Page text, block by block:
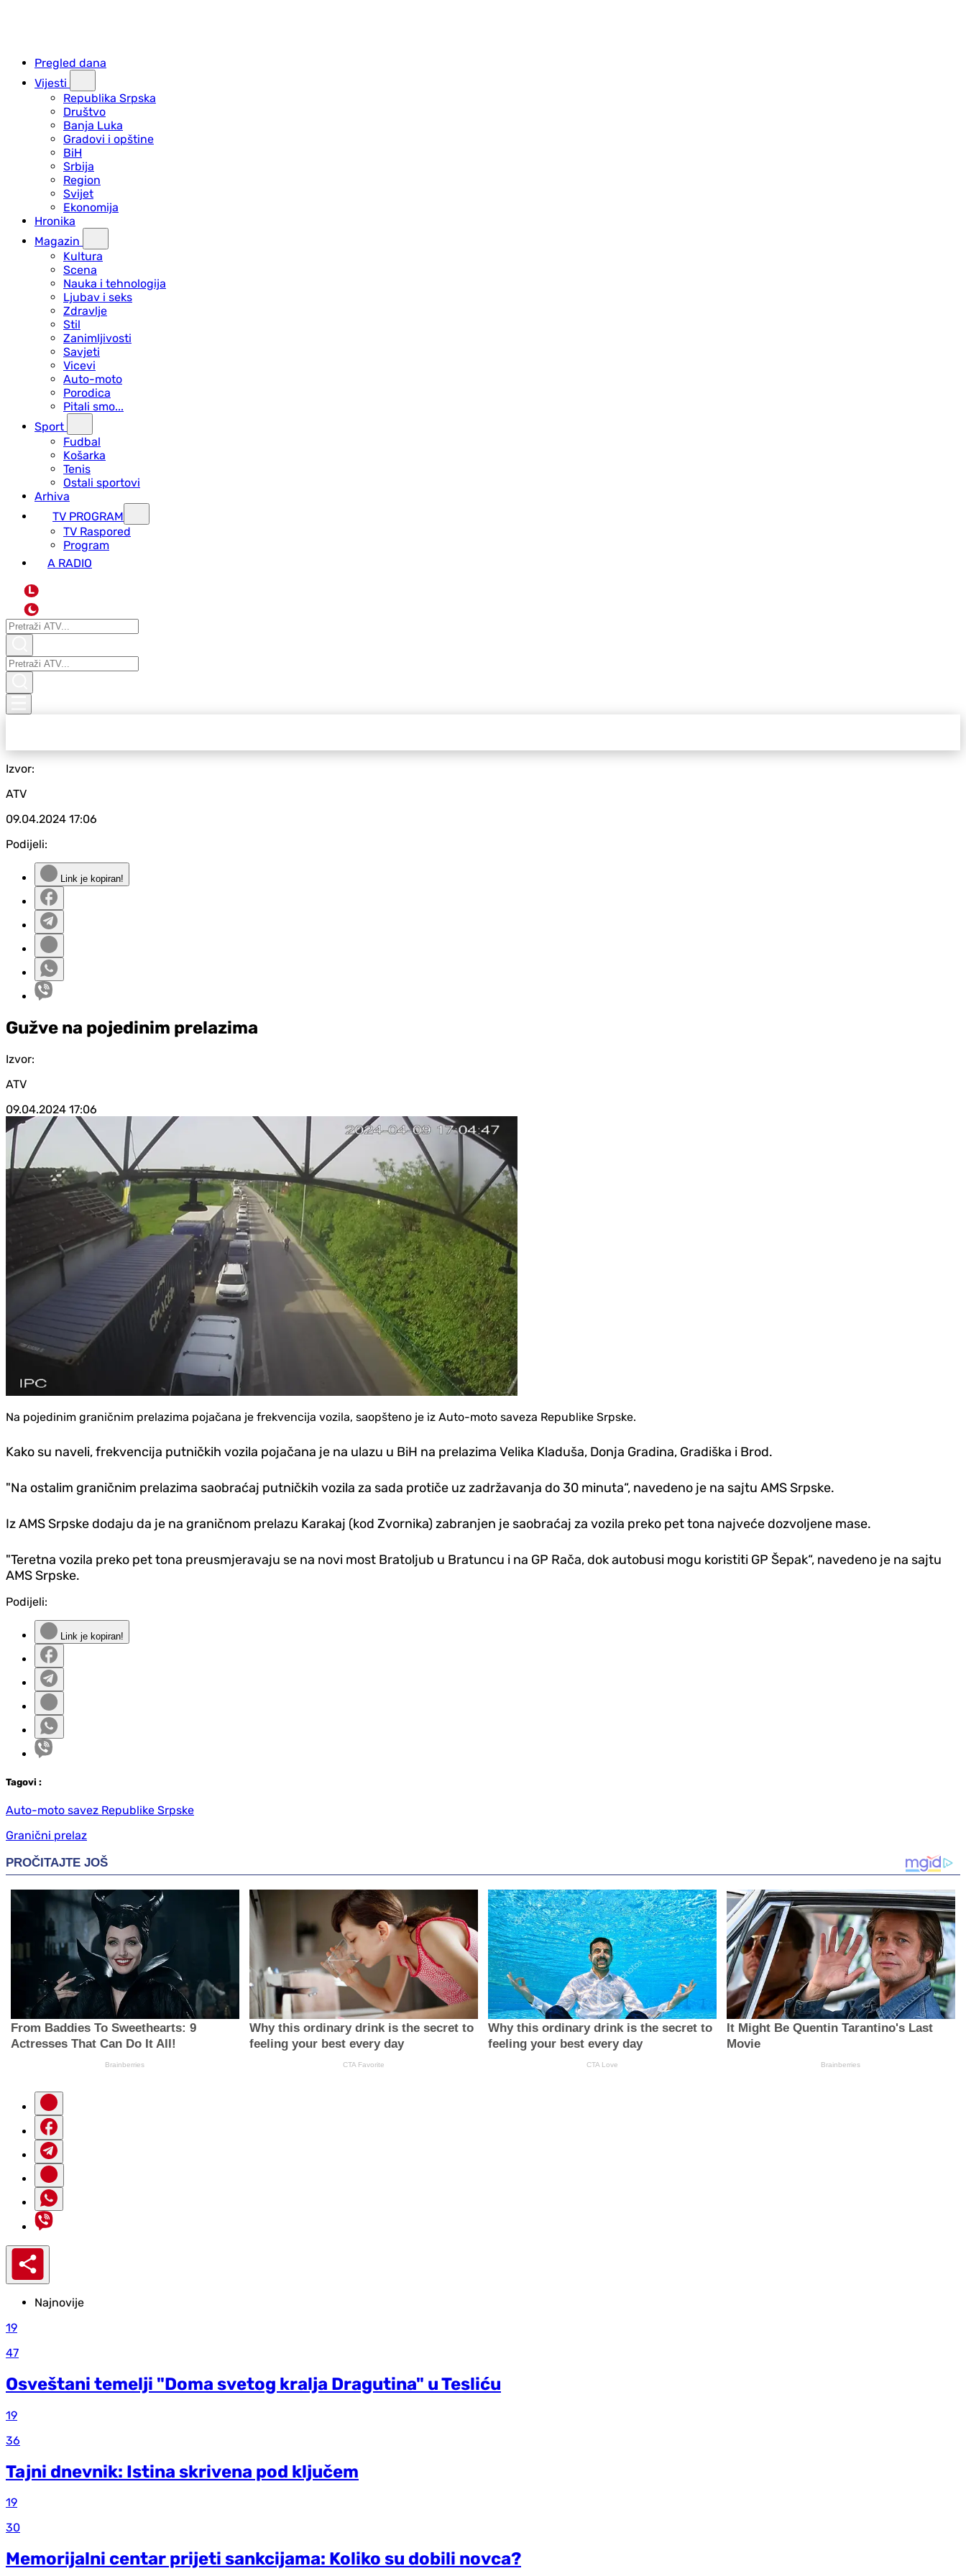
Pregled dana
Vijesti
Republika Srpska
Društvo
Banja Luka
Gradovi i opštine
BiH
Srbija
Region
Svijet
Ekonomija
Hronika
Magazin
Kultura
Scena
Nauka i tehnologija
Ljubav i seks
Zdravlje
Stil
Zanimljivosti
Savjeti
Vicevi
Auto-moto
Porodica
Pitali smo...
Sport
Fudbal
Košarka
Tenis
Ostali sportovi
Arhiva
TV PROGRAM
ТV Raspored
Program
A RADIO
L
Izvor:
ATV
09.04.2024 17:06
Podijeli:
Link je kopiran!
Gužve na pojedinim prelazima
Izvor:
ATV
09.04.2024 17:06
Na pojedinim graničnim prelazima pojačana je frekvencija vozila, saopšteno je iz Auto-moto saveza Republike Srpske.
Kako su naveli, frekvencija putničkih vozila pojačana je na ulazu u BiH na prelazima Velika Kladuša, Donja Gradina, Gradiška i Brod.
"Na ostalim graničnim prelazima saobraćaj putničkih vozila za sada protiče uz zadržavanja do 30 minuta“, navedeno je na sajtu AMS Srpske.
Iz AMS Srpske dodaju da je na graničnom prelazu Karakaj (kod Zvornika) zabranjen je saobraćaj za vozila preko pet tona najveće dozvoljene mase.
"Teretna vozila preko pet tona preusmjeravaju se na novi most Bratoljub u Bratuncu i na GP Rača, dok autobusi mogu koristiti GP Šepak“, navedeno je na sajtu
AMS Srpske.
Podijeli:
Link je kopiran!
Tagovi :
Auto-moto savez Republike Srpske
Granični prelaz
Najnovije
19
47
Osveštani temelji "Doma svetog kralja Dragutina" u Tesliću
19
36
Tajni dnevnik: Istina skrivena pod ključem
19
30
Memorijalni centar prijeti sankcijama: Koliko su dobili novca?